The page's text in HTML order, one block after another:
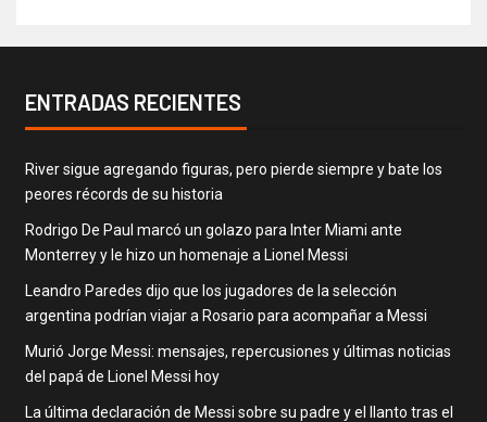
ENTRADAS RECIENTES
River sigue agregando figuras, pero pierde siempre y bate los
peores récords de su historia
Rodrigo De Paul marcó un golazo para Inter Miami ante
Monterrey y le hizo un homenaje a Lionel Messi
Leandro Paredes dijo que los jugadores de la selección
argentina podrían viajar a Rosario para acompañar a Messi
Murió Jorge Messi: mensajes, repercusiones y últimas noticias
del papá de Lionel Messi hoy
La última declaración de Messi sobre su padre y el llanto tras el